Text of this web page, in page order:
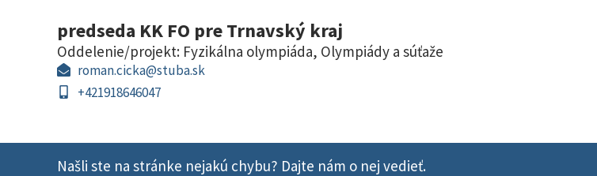
predseda KK FO pre Trnavský kraj
Oddelenie/projekt: Fyzikálna olympiáda, Olympiády a súťaže
roman.cicka@stuba.sk
+421918646047
Našli ste na stránke nejakú chybu? Dajte nám o nej vedieť.